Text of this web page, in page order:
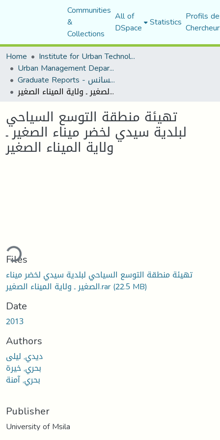
Communities
&
Collections
All of
DSpace Statistics Profils
Home
Institute for Urban Technology Management
Urban Management Department
Graduate Reports - تقارير الليسانس
تهيئة منطقة التوسع السياحي لبلدية سيدي لخضر ميناء الصغير ـ ولاية الميناء الصغير
تهيئة منطقة التوسع السياحي
لبلدية سيدي لخضر ميناء الصغير ـ
ولاية الميناء الصغير
Files
تهيئة منطقة التوسع السياحي لبلدية سيدي لخضر ميناء
الصغير ـ ولاية الميناء الصغير.rar(22.5 MB)
Date
2013
Authors
ديدي, ليلى
بحري, خيرة
بحري, آمنة
Publisher
University of Msila